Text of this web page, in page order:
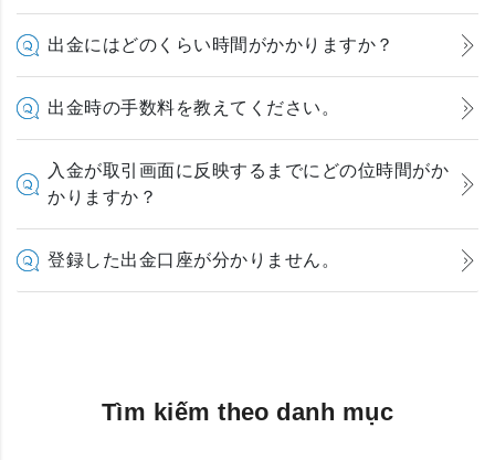
出金にはどのくらい時間がかかりますか？
出金時の手数料を教えてください。
入金が取引画面に反映するまでにどの位時間がか
かりますか？
登録した出金口座が分かりません。
Tìm kiếm theo danh mục